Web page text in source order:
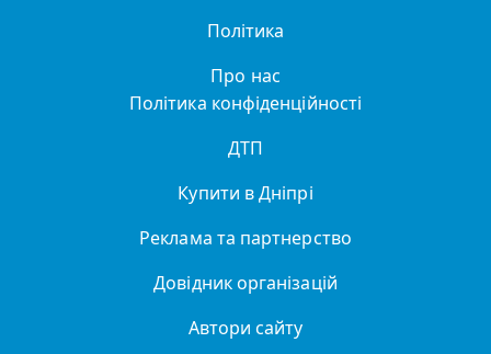
Політика
Про нас
Політика конфіденційності
ДТП
Купити в Дніпрі
Реклама та партнерство
Довідник організацій
Автори сайту